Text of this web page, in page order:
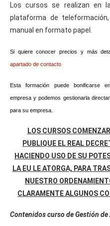
Los cursos se realizan en
plataforma de
manual en formato papel.
Si quiere conocer precios y más
apartado de contacto
Esta formación puede bonificarse
empresa y podemos gestionarla
para su empresa.
LOS CURSOS
PUBLIQUE EL REAL
HACIENDO USO DE SU
LA EU LE ATORGA, PARA
NUESTRO
CLARAMENTE ALGUNOS
Contenidos curso de Gestión